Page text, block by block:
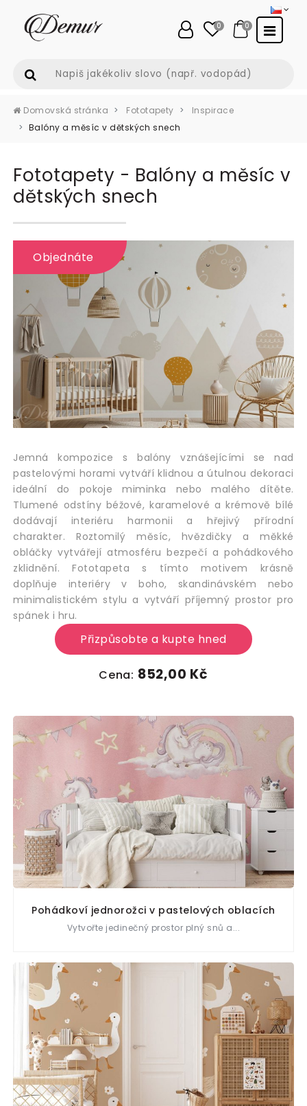
0 0
Domovská stránka Fototapety
Inspirace
Balóny a měsíc v dětských snech
Fototapety - Balóny a měsíc v
dětských snech
Objednáte
Jemná kompozice s balóny vznášejícími se nad
pastelovými horami vytváří klidnou a útulnou dekoraci
ideální do pokoje miminka nebo malého dítěte.
Tlumené odstíny béžové, karamelové a krémově bílé
dodávají interiéru harmonii a hřejivý přírodní
charakter. Roztomilý měsíc, hvězdičky a měkké
obláčky vytvářejí atmosféru bezpečí a pohádkového
zklidnění. Fototapeta s tímto motivem krásně
doplňuje interiéry v boho, skandinávském nebo
minimalistickém stylu a vytváří příjemný prostor pro
spánek i hru.
Přizpůsobte a kupte hned
Cena: 852,00 Kč
Pohádkoví jednorožci v pastelových oblacích
Vytvořte jedinečný prostor plný snů a...